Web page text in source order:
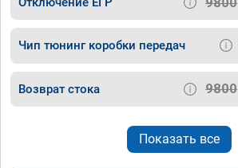
Чип тюнинг коробки передач
Возврат стока 9800
Показать все